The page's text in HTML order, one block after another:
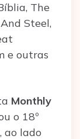
The
Steel,
e outras
Monthly
o 18º
ao lado